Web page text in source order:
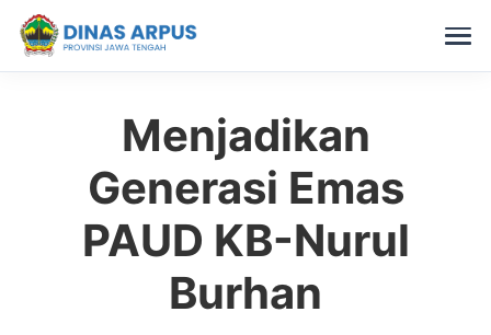
Menjadikan
Generasi Emas
PAUD KB-Nurul
Burhan